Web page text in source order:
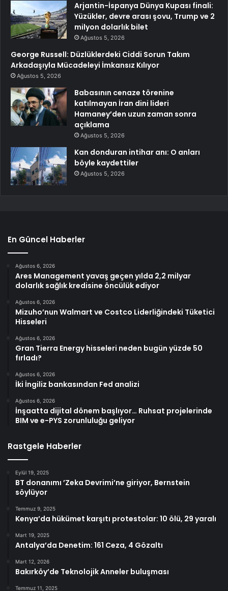
Arjantin-İspanya Dünya Kupası finali:
Yüzükler, devre arası şovu, Trump ve 2
milyon dolarlık bilet
Ağustos 5, 2026
George Russell: Düzlüklerdeki Ciddi Sorun Takım
Arkadaşıyla Mücadeleyi İmkansız Kılıyor
Ağustos 5, 2026
Babasının cenaze törenine
katılmayan İran dini lideri
Hamaney’den uzun zaman sonra
açıklama
Ağustos 5, 2026
Kan donduran intihar anı: O anları
böyle kaydettiler
Ağustos 5, 2026
En Güncel Haberler
Ağustos 6, 2026
Ares Management yavaş geçen yılda 2,2 milyar
dolarlık sağlık kredisine öncülük ediyor
Ağustos 6, 2026
Mizuho’nun Walmart ve Costco Liderliğindeki Tüketici
Hisseleri
Ağustos 6, 2026
Gran Tierra Energy hisseleri neden bugün yüzde 50
fırladı?
Ağustos 6, 2026
İki İngiliz bankasından Fed analizi
Ağustos 6, 2026
İnşaatta dijital dönem başlıyor… Ruhsat projelerinde
BIM ve e-PYS zorunluluğu geliyor
Rastgele Haberler
Eylül 19, 2025
BT donanımı ’Zeka Devrimi’ne giriyor, Bernstein
söylüyor
Temmuz 9, 2025
Kenya’da hükümet karşıtı protestolar: 10 ölü, 29 yaralı
Mart 19, 2025
Antalya’da Denetim: 161 Ceza, 4 Gözaltı
Mart 12, 2026
Bakırköy’de Teknolojik Anneler buluşması
Temmuz 11, 2025